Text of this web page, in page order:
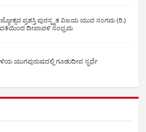
ಪ್ರಶಸ್ತಿ ಪುರಸ್ಕೃತ ವಿಜಯ ಯುವ ಸಂಗಮ (ರಿ.)
ವತಿಯಿಂದ ದೀಪಾವಳಿ ಸಂಭ್ರಮ
ಯುಗಪುರುಷದಲ್ಲಿ ಗೂಡುದೀಪ ಸ್ಪರ್ಧೆ